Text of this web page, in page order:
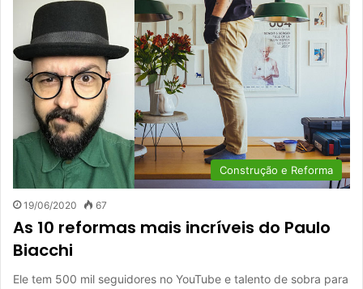
Construção e Reforma
19/06/2020 67
As 10 reformas mais incríveis do Paulo
Biacchi
Ele tem 500 mil seguidores no YouTube e talento de sobra para